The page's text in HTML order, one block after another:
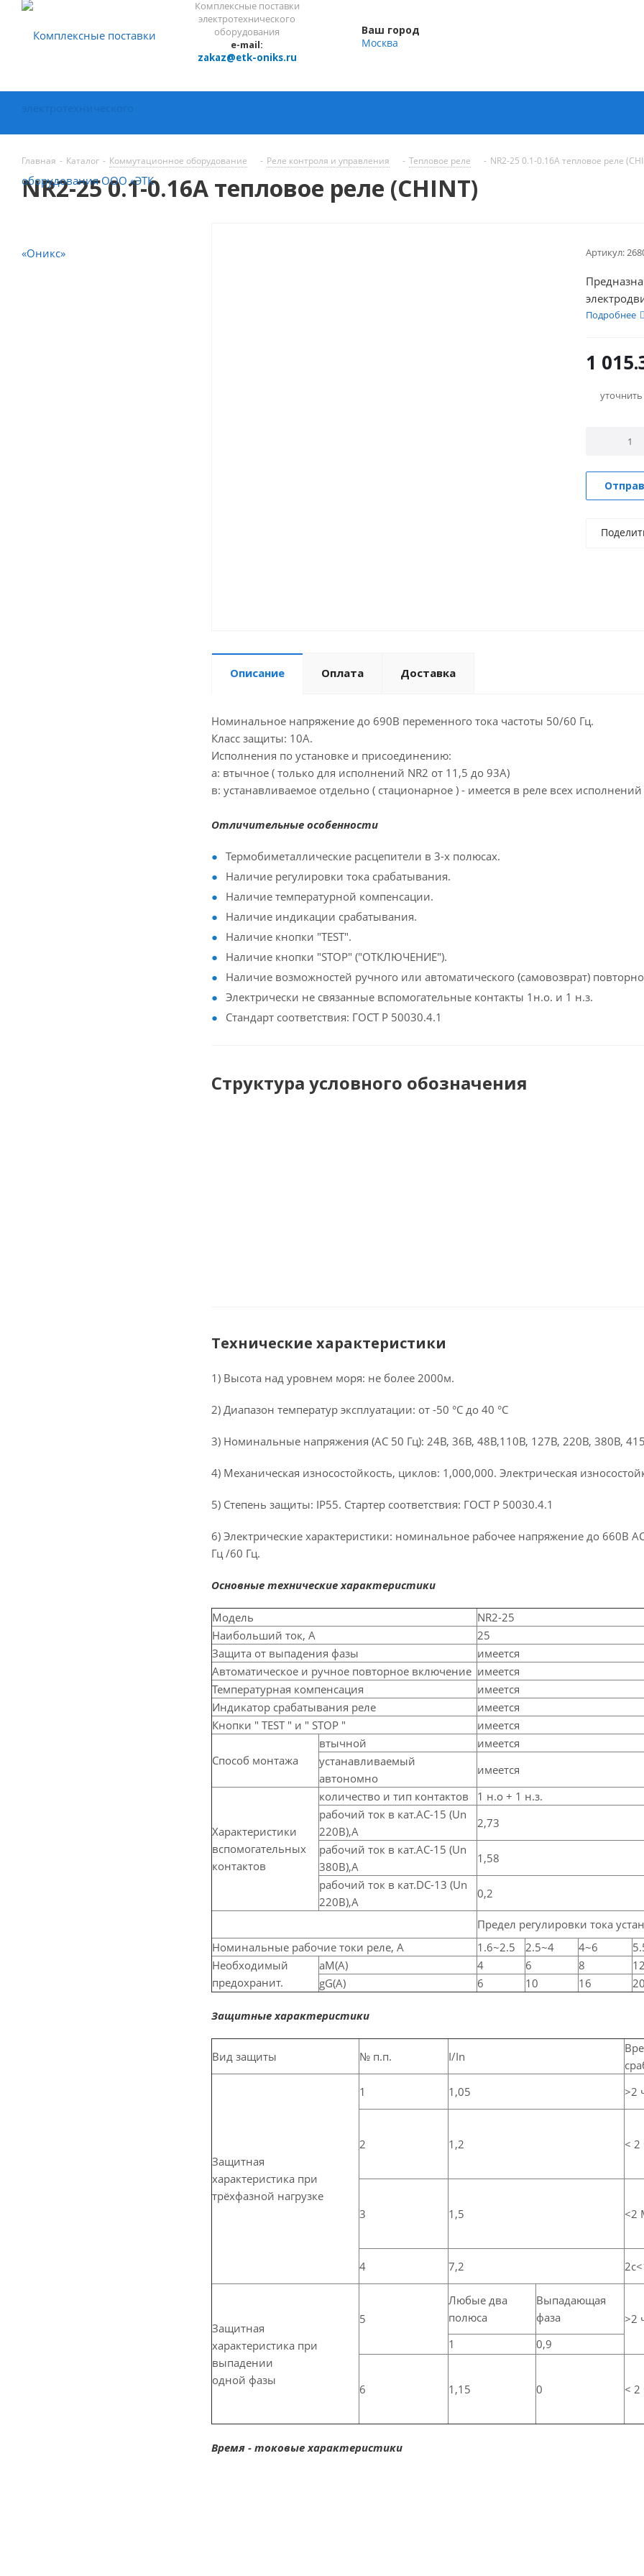
Комплексные поставки
электротехнического
оборудования
e-mail:
zakaz@etk-oniks.ru
Ваш город
Москва
Главная - Каталог - Коммутационное оборудование - Реле контроля и управления - Тепловое реле - NR2-25 0.1-0.16A тепловое реле
NR2-25 0.1-0.16A тепловое реле (CHINT)
Артикул:
Подробнее
1
Описание Оплата Доставка
Номинальное напряжение до 690В переменного тока частоты 50/60 Гц.
Класс защиты: 10А.
Исполнения по установке и присоединению:
а: втычное ( только для исполнений NR2 от 11,5 до 93А)
в: устанавливаемое отдельно ( стационарное ) - имеется в реле всех исполнений
Отличительные особенности
Термобиметаллические расцепители в 3-х полюсах.
Наличие регулировки тока срабатывания.
Наличие температурной компенсации.
Наличие индикации срабатывания.
Наличие кнопки "TEST".
Наличие кнопки "STOP" ("ОТКЛЮЧЕНИЕ").
Наличие возможностей ручного или автоматического (самовозврат)
Электрически не связанные вспомогательные контакты 1н.о. и 1 н.з.
Стандарт соответствия: ГОСТ Р 50030.4.1
Структура условного обозначения
Технические характеристики
1) Высота над уровнем моря: не более 2000м.
2) Диапазон температур эксплуатации: от -50 °С до 40 °С
3) Номинальные напряжения (АС 50 Гц): 24В, 36В, 48В,110В, 127В, 220В, 380В,
4) Механическая износостойкость, циклов: 1,000,000. Электрическая
5) Степень защиты: IP55. Стартер соответствия: ГОСТ Р 50030.4.1
6) Электрические характеристики: номинальное рабочее напряжение до 660В
Гц /60 Гц.
Основные технические характеристики
Модель
NR2-25
Наибольший ток, А
25
Защита от выпадения фазы
имеется
Автоматическое и ручное повторное включение имеется
Температурная компенсация
имеется
Индикатор срабатывания реле
имеется
Кнопки " TEST " и " STOP "
имеется
Способ монтажа
втычной
имеется
устанавливаемый
автономно
имеется
Характеристики
вспомогательных
контактов
количество и тип контактов
1 н.о + 1 н.з.
рабочий ток в кат.АС-15 (Un
220В),А
2,73
рабочий ток в кат.АС-15 (Un
380В),А
1,58
рабочий ток в кат.DC-13 (Un
220В),А
0,2
Предел регулировки тока
Номинальные рабочие токи реле, А
1.6~2.5 2.5~4 4~6
Необходимый
предохранит.
aM(A) 4 6 8 12
gG(A)
6 10 16 20
Защитные характеристики
Вид защиты № п.п. I/In
Защитная
характеристика при
трёхфазной нагрузке
1 1,05 >2
2 1,2 < 2
3 1,5 <2
4
7,2 2с<
Защитная
характеристика при
выпадении
одной фазы
5
Любые два
полюса
Выпадающая
фаза
>2
1 0,9
6 1,15 0 < 2
Время - токовые характеристики